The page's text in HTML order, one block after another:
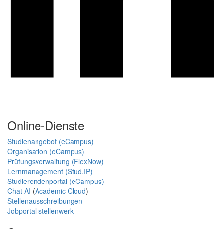
Online-Dienste
Studienangebot (eCampus)
Organisation (eCampus)
Prüfungsverwaltung (FlexNow)
Lernmanagement (Stud.IP)
Studierendenportal (eCampus)
Chat AI (Academic Cloud)
Stellenausschreibungen
Jobportal stellenwerk